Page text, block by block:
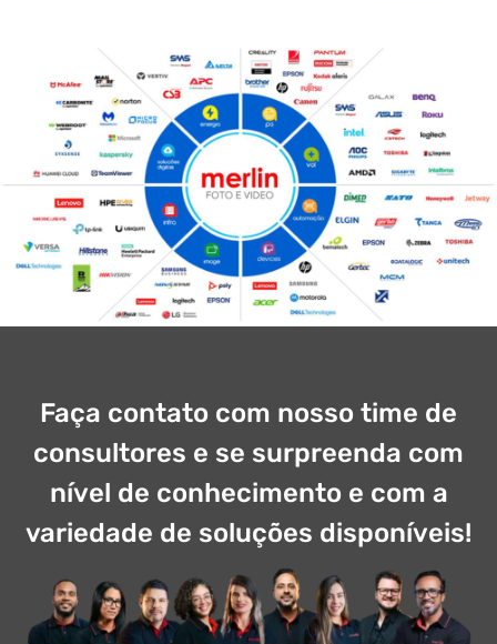
Faça contato com nosso time de
consultores e se surpreenda com
nível de conhecimento e com a
variedade de soluções disponíveis!